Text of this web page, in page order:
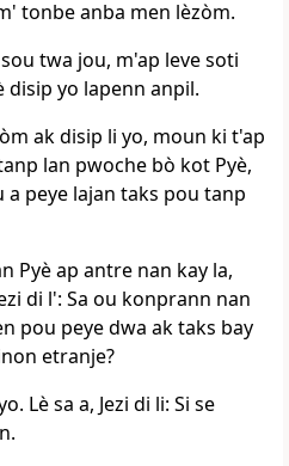
tonbe anba men lèzòm.
twa jou, m'ap leve soti
disip yo lapenn anpil.
ak disip li yo, moun ki t'ap
lan pwoche bò kot Pyè,
a peye lajan taks pou tanp
Pyè ap antre nan kay la,
di l': Sa ou konprann nan
pou peye dwa ak taks bay
etranje?
Lè sa a, Jezi di li: Si se